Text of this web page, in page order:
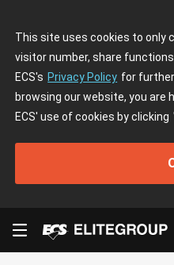
This site uses cookies to only
visitor number, share
ECS's Privacy Policy for
browsing our website, you are
ECS' use of cookies by clicking